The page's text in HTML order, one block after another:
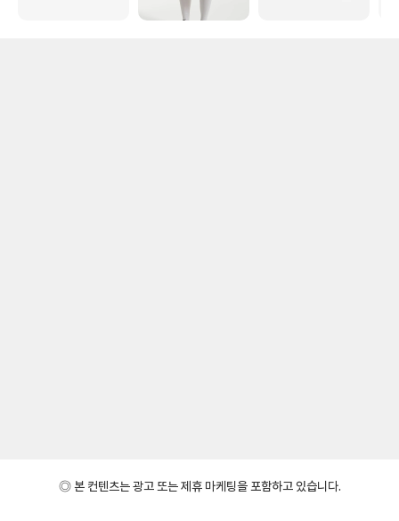
◎ 본 컨텐츠는 광고 또는 제휴 마케팅을 포함하고 있습니다.